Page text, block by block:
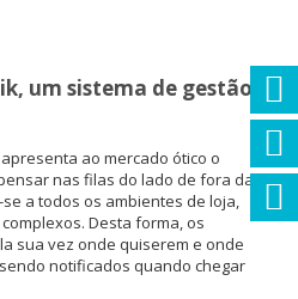
um sistema de gestão
apresenta ao mercado ótico o
nas filas do lado de fora da
a todos os ambientes de loja,
Desta forma, os
sua vez onde quiserem e onde
notificados quando chegar